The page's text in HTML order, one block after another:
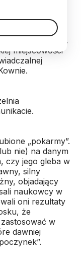
Uniwersytetu
Elżbieta
Ćwieląg-
z Włoch i Litwy.
miejscowości
„pokarmy”.
nie) na danym
czy jego gleba w
silny
objadający
naukowcy w
oni rezultaty
że
w
dawniej